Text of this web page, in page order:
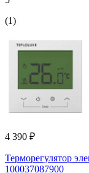
(1)
4 390 ₽
Терморегулятор
100037087900